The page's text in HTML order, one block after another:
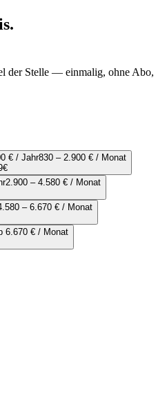
der Stelle — einmalig, ohne Abo,
€ / Jahr830 – 2.900 € / Monat
€
2.900 – 4.580 € / Monat
– 6.670 € / Monat
6.670 € / Monat